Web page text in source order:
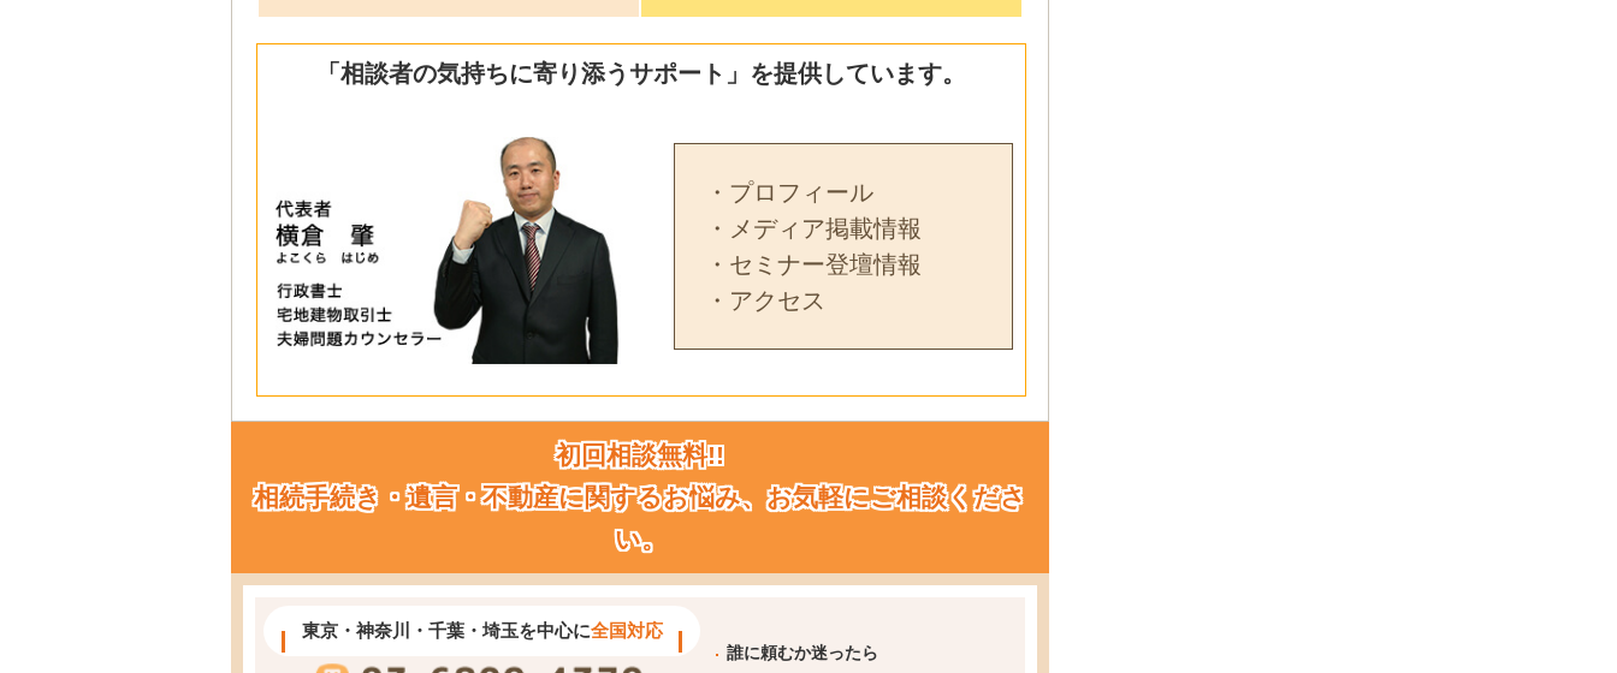
「相談者の気持ちに寄り添うサポート」を提供しています。
・プロフィール
・メディア掲載情報
・セミナー登壇情報
・アクセス
初回相談無料!!
相続手続き・遺言・不動産に関するお悩み、お気軽にご相談くださ
い。
東京・神奈川・千葉・埼玉を中心に全国対応
誰に頼むか迷ったら